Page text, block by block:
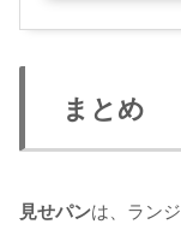
まとめ
見せパンは、ラン